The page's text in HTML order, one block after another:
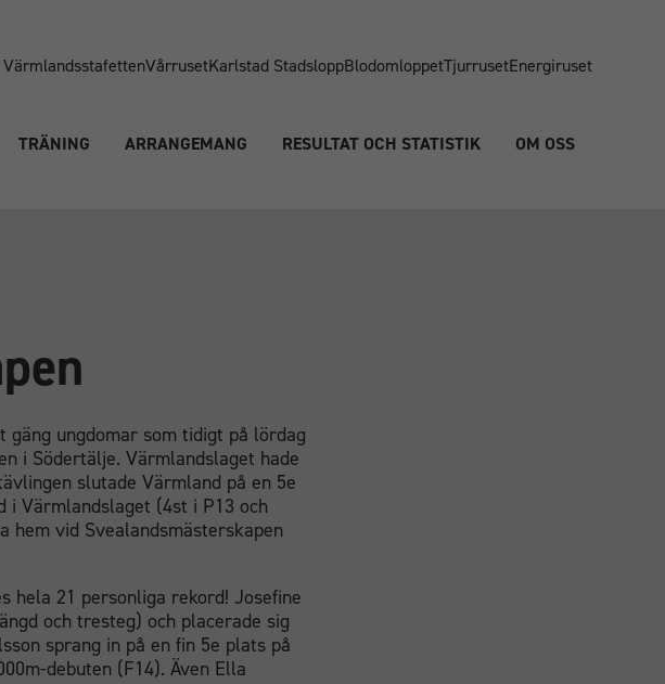
VärmlandsstafettenVårrusetKarlstad StadsloppBlodomloppetTjurrusetEnergiruset
TRÄNING ARRANGEMANG RESULTAT OCH STATISTIK OM OSS
ungdomar som tidigt på lördag
i Södertälje. Värmlandslaget hade
slutade Värmland på en 5e
i Värmlandslaget (4st i P13 och
hem vid Svealandsmästerskapen
hela 21 personliga rekord! Josefine
och tresteg) och placerade sig
sprang in på en fin 5e plats på
debuten (F14). Även Ella